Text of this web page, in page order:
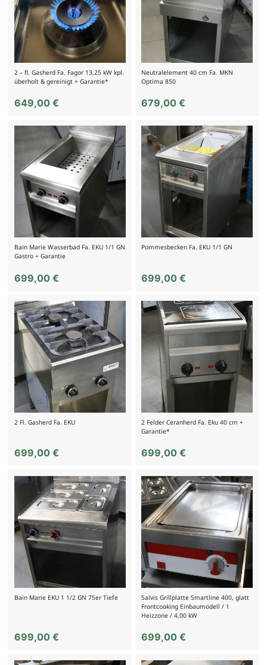
2 – fl. Gasherd Fa. Fagor 13,25 kW kpl.
überholt & gereinigt + Garantie*
649,00 €
Neutralelement 40 cm Fa. MKN
Optima 850
679,00€
Bain Marie Wasserbad Fa. EKU 1/1 GN
Gastro + Garantie
699,00 €
Pommesbecken Fa. EKU 1/1 GN
699,00€
2 Fl. Gasherd Fa. EKU
699,00 €
2 Felder Ceranherd Fa. Eku 40 cm +
Garantie*
699,00€
Bain Marie EKU 1 1/2 GN 75er Tiefe
699,00 €
Salvis Grillplatte Smartline 400, glatt
Frontcooking Einbaumodell / 1
Heizzone / 4,00 kW
699,00€